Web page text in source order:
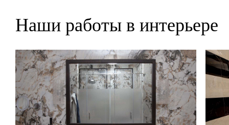
Наши работы в интерьере